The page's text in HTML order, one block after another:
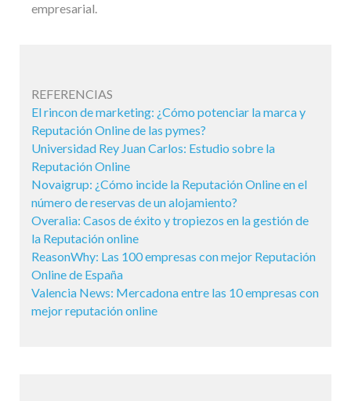
empresarial.
REFERENCIAS
El rincon de marketing: ¿Cómo potenciar la marca y
Reputación Online de las pymes?
Universidad Rey Juan Carlos: Estudio sobre la
Reputación Online
Novaigrup: ¿Cómo incide la Reputación Online en el
número de reservas de un alojamiento?
Overalia: Casos de éxito y tropiezos en la gestión de
la Reputación online
ReasonWhy: Las 100 empresas con mejor Reputación
Online de España
Valencia News: Mercadona entre las 10 empresas con
mejor reputación online